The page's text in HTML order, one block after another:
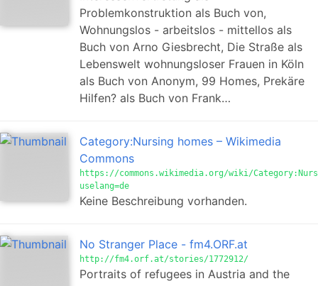
Problemkonstruktion als Buch von,
Wohnungslos - arbeitslos - mittellos als
Buch von Arno Giesbrecht, Die Straße als
Lebenswelt wohnungsloser Frauen in Köln
als Buch von Anonym, 99 Homes, Prekäre
Hilfen? als Buch von Frank…
Category:Nursing homes – Wikimedia
Commons
https://commons.wikimedia.org/wiki/
uselang=de
Keine Beschreibung vorhanden.
No Stranger Place - fm4.ORF.at
http://fm4.orf.at/stories/1772912/
Portraits of refugees in Austria and the